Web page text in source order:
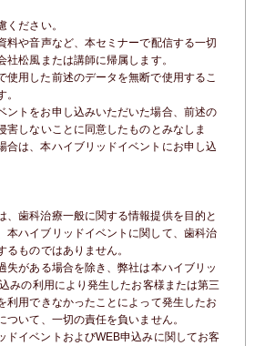
ださい。
料や音声など、本セミナーで配信する一切
社松風または講師に帰属します。
使用した前述のデータを無断で使用するこ
ント をお申し込みいただいた場合、前述の
害しないことに同意したものとみなしま
合は、本ハイブリッドイベント にお申し込
、歯科治療一般に関する情報提供を目的と
本ハイブリッドイベント に関して、 歯科治
ものではありません。
失がある場合を除き、弊社は本ハイブリッ
みの利用により発生したお客様または第三
利用できなかったことによって発生したお
いて、一切の責任を負いません。
ドイベント およびWEB申込みに関してお客